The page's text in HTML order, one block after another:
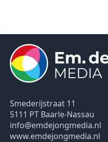
Smederijstraat 11
5111 PT Baarle-Nassau
info@emdejongmedia.nl
www.emdejongmedia.nl